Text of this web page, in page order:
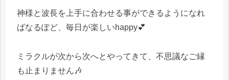
神様と波長を上手に合わせる事ができるようになれ
ばなるぽど、毎日が楽しいhappy💕
ミラクルが次から次へとやってきて、不思議なご縁
も止まりません🎶